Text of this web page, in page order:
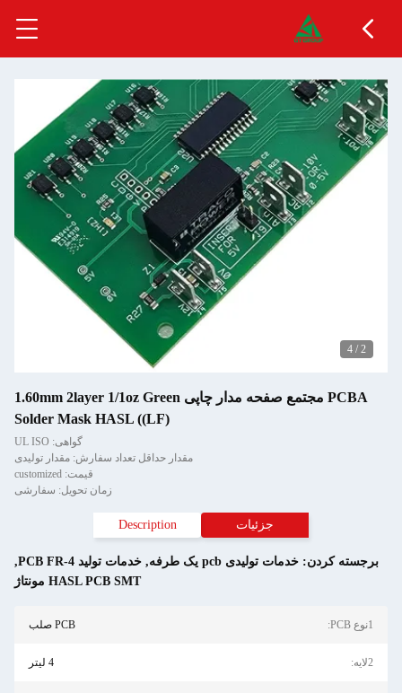
2
/
4
PCBA مجتمع صفحه مدار چاپی 1.60mm 2layer 1/1oz Green
Solder Mask HASL ((LF)
گواهی: UL ISO
مقدار حداقل تعداد سفارش: مقدار تولیدی
قیمت: customized
زمان تحویل: سفارشی
جزئیات Description
برجسته کردن: خدمات تولیدی pcb یک طرفه , خدمات تولید PCB FR-4
,
HASL PCB SMT مونتاژ
1نوع PCB: PCB صلب
2لایه: 4 لیتر